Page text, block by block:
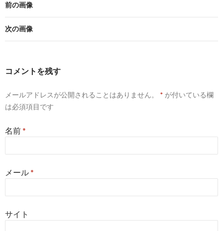
前の画像
次の画像
コメントを残す
メールアドレスが公開されることはありません。 * が付いている欄
は必須項目です
名前*
メール*
サイト